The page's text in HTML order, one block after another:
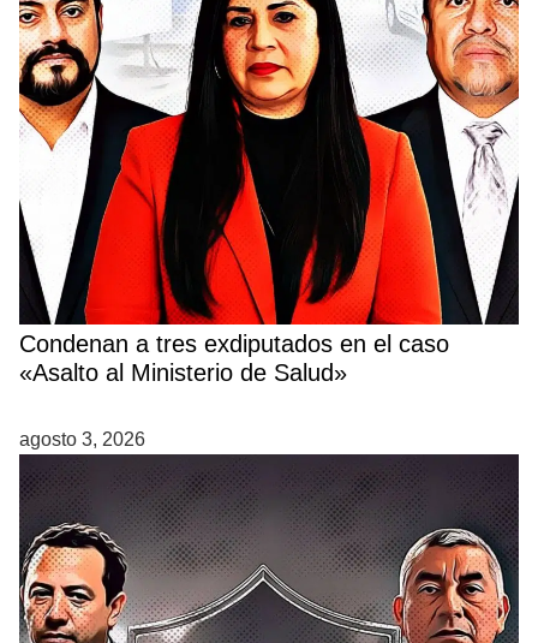
Condenan a tres exdiputados en el caso
«Asalto al Ministerio de Salud»
agosto 3, 2026